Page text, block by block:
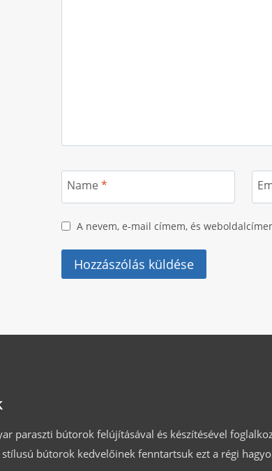
Name *
A nevem, e-mail címem, és
paraszti bútorok felújításával és készítésével
stílusú bútorok kedvelőinek fenntartsuk ezt a régi